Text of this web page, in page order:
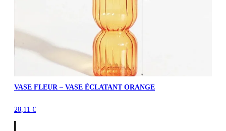
VASE FLEUR – VASE ÉCLATANT ORANGE
28,11 €